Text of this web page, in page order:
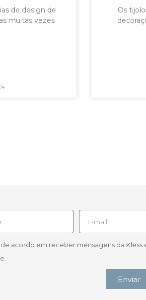
de design de
muitas vezes
Os
de acordo em receber mensagens da
Enviar